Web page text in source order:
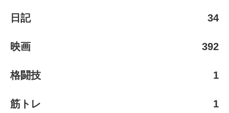
日記 34
映画 392
格闘技 1
筋トレ 1